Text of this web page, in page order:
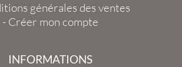
générales des ventes
- Créer mon compte
INFORMATIONS